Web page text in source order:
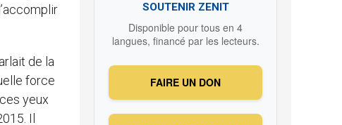
de la
force
yeux
Il
SOUTENIR ZENIT
Disponible pour tous en 4
langues, financé par les lecteurs.
FAIRE UN DON